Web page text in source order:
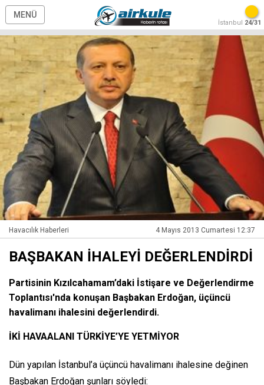
MENÜ
İstanbul 24/31
Havacılık Haberleri 4 Mayıs 2013 Cumartesi 12:37
BAŞBAKAN İHALEYİ DEĞERLENDİRDİ
Partisinin Kızılcahamam’daki İstişare ve Değerlendirme
Toplantısı'nda konuşan Başbakan Erdoğan, üçüncü
havalimanı ihalesini değerlendirdi.
İKİ HAVAALANI TÜRKİYE’YE YETMİYOR
Dün yapılan İstanbul’a üçüncü havalimanı ihalesine değinen
Başbakan Erdoğan şunları söyledi: